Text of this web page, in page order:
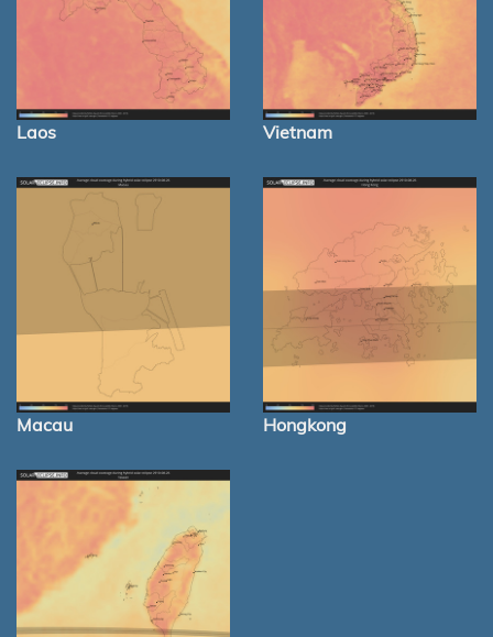
Laos Vietnam
Macau Hongkong